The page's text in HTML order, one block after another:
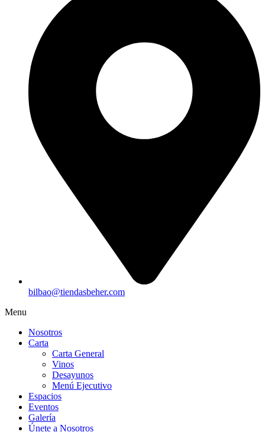
bilbao@tiendasbeher.com
Menu
Nosotros
Carta
Carta General
Vinos
Desayunos
Menú Ejecutivo
Espacios
Eventos
Galería
Únete a Nosotros